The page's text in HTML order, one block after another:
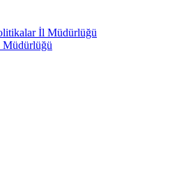
İl Müdürlüğü
Müdürlüğü